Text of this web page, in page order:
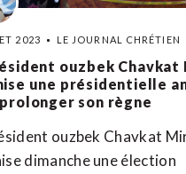
2023 LE JOURNAL CHRÉTIEN
ouzbek Chavkat
une présidentielle
son règne
ouzbek Chavkat
dimanche une élection